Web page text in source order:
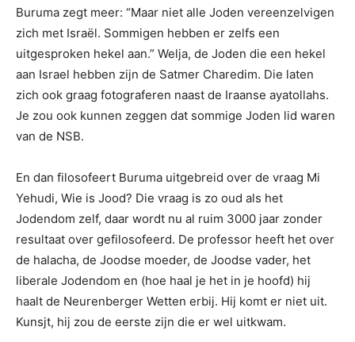
Buruma zegt meer: “Maar niet alle Joden vereenzelvigen
zich met Israël. Sommigen hebben er zelfs een
uitgesproken hekel aan.” Welja, de Joden die een hekel
aan Israel hebben zijn de Satmer Charedim. Die laten
zich ook graag fotograferen naast de Iraanse ayatollahs.
Je zou ook kunnen zeggen dat sommige Joden lid waren
van de NSB.
En dan filosofeert Buruma uitgebreid over de vraag Mi
Yehudi, Wie is Jood? Die vraag is zo oud als het
Jodendom zelf, daar wordt nu al ruim 3000 jaar zonder
resultaat over gefilosofeerd. De professor heeft het over
de halacha, de Joodse moeder, de Joodse vader, het
liberale Jodendom en (hoe haal je het in je hoofd) hij
haalt de Neurenberger Wetten erbij. Hij komt er niet uit.
Kunsjt, hij zou de eerste zijn die er wel uitkwam.